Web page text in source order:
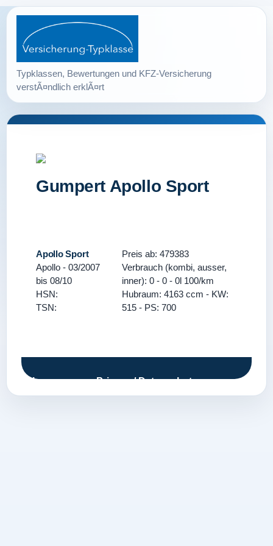
Gumpert Apollo Sport
Apollo Sport
Apollo - 03/2007
bis 08/10
HSN:
TSN:
Preis ab: 479383
Verbrauch (kombi, ausser,
inner): 0 - 0 - 0l 100/km
Hubraum: 4163 ccm - KW:
515 - PS: 700
Impressum Privacy / Datenschutz